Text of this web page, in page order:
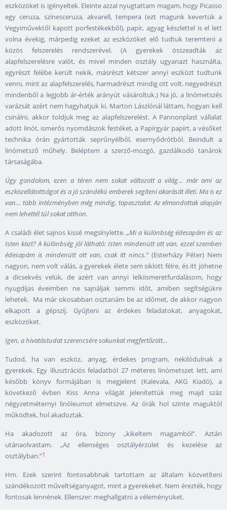
eszközöket is igényeltek. Eleinte azzal nyugtattam magam, hogy Picasso
egy ceruza, színesceruza, akvarell, tempera (ezt magunk kevertük a
Vegyiművektől kapott porfestékekből), papír, agyag készlettel is el lett
volna évekig, márpedig ezeket az eszközöket elő tudtuk teremteni a
közös felszerelés rendszerével. (A gyerekek összeadták az
alapfelszerelésre valót, és mivel minden osztály ugyanazt használta,
egyrészt felébe került nekik, másrészt kétszer annyi eszközt tudtunk
venni, mint az alapfelszerelés, harmadrészt mindig ott volt, negyedrészt
mindenből a legjobb ár-érték arányút vásároltuk.) Na jó, a linómetszés
varázsát azért nem hagyhatjuk ki. Marton Lászlónál láttam, hogyan kell
csinálni, akkor toldjuk meg az alapfelszerelést. A Pannonplast vállalat
adott linót, ismerős nyomdászok festéket, a Papírgyár papírt, a vésőket
technika órán gyártották seprűnyélből, esernyődrótból. Beindult a
linómetsző műhely. Beléptem a szerző-mozgó, gazdálkodó tanárok
társaságába.
Úgy gondolom, ezen a téren nem sokat változott a világ… már ami az
eszközellátottságot és a jó szándékú emberek segíteni akarását illeti. Ma is ez
van… több intézményben még mindig, tapasztalat. Az elmondottak alapján
nem lehettél túl sokat otthon.
A családi élet sajnos kissé megsínylette. „Mi a különbség édesapám és az
Isten közt? A különbség jól látható: Isten mindenütt ott van, ezzel szemben
édesapám is mindenütt ott van, csak itt nincs.”(Esterházy Péter) Nem
nagyon, nem volt válás, a gyerekek élete sem siklott félre, és itt jöhetne
a dicsekvés velük, de azért van annyi lelkiismeretfurdalásom, hogy
nyugdíjas éveimben ne sajnáljak semmi időt, amiben segítségükre
lehetek. Ma már okosabban osztanám be az időmet, de akkor nagyon
elkapott a gépszíj. Gyűjteni az érdekes feladatokat, anyagokat,
eszközöket.
Igen, a hivatástudat szerencsére sokunkat megfertőzött…
Tudod, ha van eszköz, anyag, érdekes program, nekilódulnak a
gyerekek. Egy illusztrációs feladatból 27 méteres linómetszet lett, ami
később könyv formájában is megjelent (Kalevala, AKG Kiadó), a
következő évben Kiss Anna világát jelenítettük meg majd száz
négyzetméternyi linóleumot elmetszve. Az órák hol szinte maguktól
működtek, hol akadoztak.
Ha akadozott az óra, bizony „kikeltem magamból”. Aztán
utánaolvastam. „Az ellenséges osztályérzület és kezelése az
osztályban.”1
Hm. Ezek szerint fontosabbnak tartottam az általam közvetíteni
szándékozott műveltséganyagot, mint a gyerekeket. Nem érezték, hogy
fontosak lennének. Ellenszer: meghallgatni a véleményüket.